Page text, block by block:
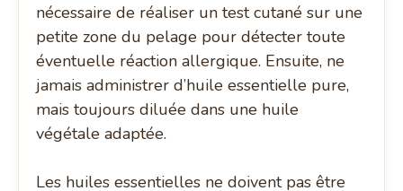
nécessaire de réaliser un test cutané sur une
petite zone du pelage pour détecter toute
éventuelle réaction allergique. Ensuite, ne
jamais administrer d’huile essentielle pure,
mais toujours diluée dans une huile
végétale adaptée.
Les huiles essentielles ne doivent pas être